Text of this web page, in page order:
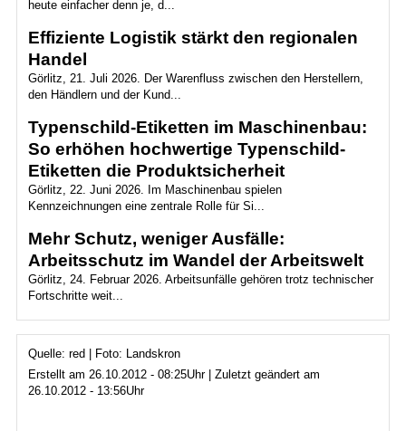
heute einfacher denn je, d...
Effiziente Logistik stärkt den regionalen
Handel
Görlitz, 21. Juli 2026. Der Warenfluss zwischen den Herstellern,
den Händlern und der Kund...
Typenschild-Etiketten im Maschinenbau:
So erhöhen hochwertige Typenschild-
Etiketten die Produktsicherheit
Görlitz, 22. Juni 2026. Im Maschinenbau spielen
Kennzeichnungen eine zentrale Rolle für Si...
Mehr Schutz, weniger Ausfälle:
Arbeitsschutz im Wandel der Arbeitswelt
Görlitz, 24. Februar 2026. Arbeitsunfälle gehören trotz technischer
Fortschritte weit...
Quelle: red | Foto: Landskron
Erstellt am 26.10.2012 - 08:25Uhr | Zuletzt geändert am
26.10.2012 - 13:56Uhr